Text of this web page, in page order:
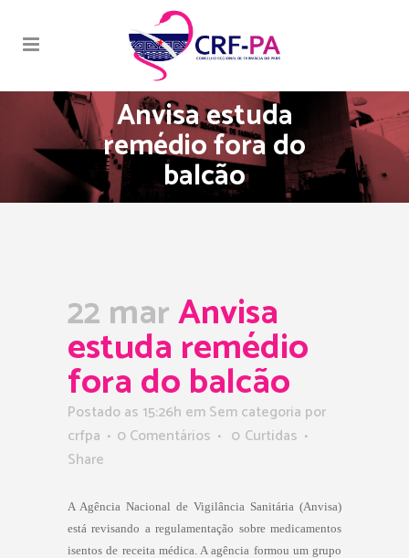
Anvisa estuda
remédio fora do
balcão
22 marAnvisa
estuda remédio
fora do balcão
Postado as 15:26h em Sem categoria por
crfpa
0 Comentários 0 Curtidas
Share
A Agência Nacional de Vigilância Sanitária (Anvisa)
está revisando a regulamentação sobre medicamentos
isentos de receita médica. A agência formou um grupo